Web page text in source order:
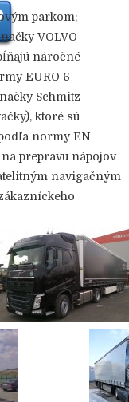
parkom;
VOLVO
náročné
EURO 6
Schmitz
ktoré sú
normy EN
na prepravu nápojov
navigačným